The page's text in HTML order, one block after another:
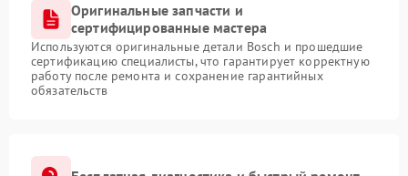
Оригинальные запчасти и
сертифицированные мастера
Используются оригинальные детали Bosch и прошедшие
сертификацию специалисты, что гарантирует корректную
работу после ремонта и сохранение гарантийных
обязательств